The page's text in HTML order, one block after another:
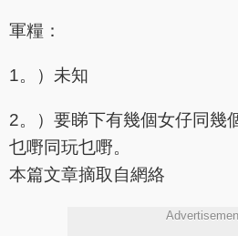
軍糧：
1。）未知
2。）要睇下有幾個女仔同幾
乜嘢同玩乜嘢。
本篇文章摘取自網絡